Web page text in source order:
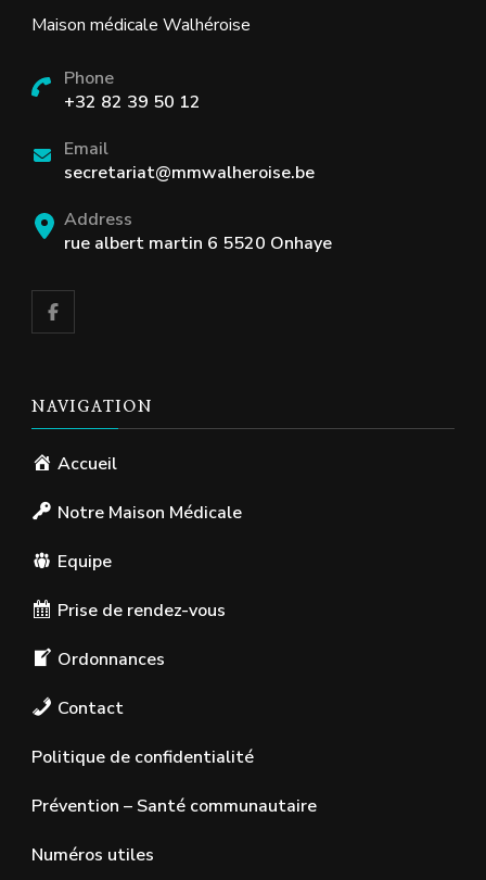
Maison médicale Walhéroise
Phone
+32 82 39 50 12
Email
secretariat@mmwalheroise.be
Address
rue albert martin 6 5520 Onhaye
NAVIGATION
Accueil
Notre Maison Médicale
Equipe
Prise de rendez-vous
Ordonnances
Contact
Politique de confidentialité
Prévention – Santé communautaire
Numéros utiles